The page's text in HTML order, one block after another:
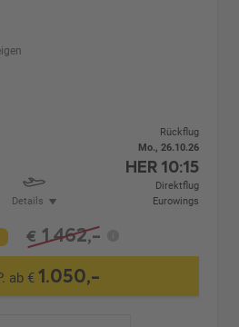
Details
Rückflug
Mo., 26.10.26
HER 10:15
Direktflug
Eurowings
€ 1.462,-
ab € 1.050,-